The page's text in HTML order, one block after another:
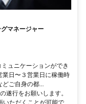
マネージャー
ュニケーションができ
業日〜３営業日に稼働時
ご自身の都...
遂行をお願いします。
いただくことが可能で